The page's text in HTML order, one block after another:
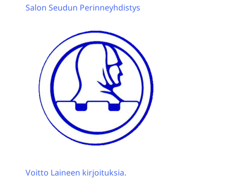
Salon Seudun Perinneyhdistys
Voitto Laineen kirjoituksia.